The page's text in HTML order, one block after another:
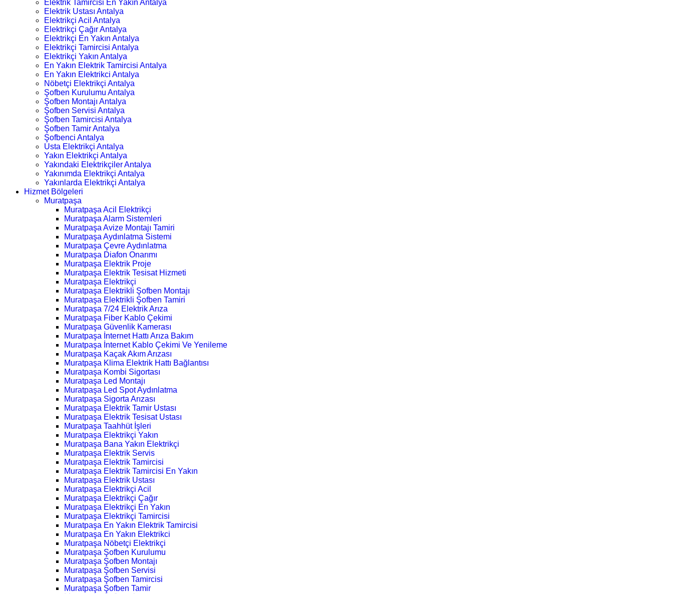
Elektrik Tamircisi En Yakın Antalya
Elektrik Ustası Antalya
Elektrikçi Acil Antalya
Elektrikçi Çağır Antalya
Elektrikçi En Yakın Antalya
Elektrikçi Tamircisi Antalya
Elektrikçi Yakın Antalya
En Yakın Elektrik Tamircisi Antalya
En Yakın Elektrikci Antalya
Nöbetçi Elektrikçi Antalya
Şofben Kurulumu Antalya
Şofben Montajı Antalya
Şofben Servisi Antalya
Şofben Tamircisi Antalya
Şofben Tamir Antalya
Şofbenci Antalya
Usta Elektrikçi Antalya
Yakın Elektrikçi Antalya
Yakındaki Elektrikçiler Antalya
Yakınımda Elektrikçi Antalya
Yakınlarda Elektrikçi Antalya
Hizmet Bölgeleri
Muratpaşa
Muratpaşa Acil Elektrikçi
Muratpaşa Alarm Sistemleri
Muratpaşa Avize Montajı Tamiri
Muratpaşa Aydınlatma Sistemi
Muratpaşa Çevre Aydınlatma
Muratpaşa Diafon Onarımı
Muratpaşa Elektrik Proje
Muratpaşa Elektrik Tesisat Hizmeti
Muratpaşa Elektrikçi
Muratpaşa Elektrikli Şofben Montajı
Muratpaşa Elektrikli Şofben Tamiri
Muratpaşa 7/24 Elektrik Arıza
Muratpaşa Fiber Kablo Çekimi
Muratpaşa Güvenlik Kamerası
Muratpaşa İnternet Hattı Arıza Bakım
Muratpaşa İnternet Kablo Çekimi Ve Yenileme
Muratpaşa Kaçak Akım Arızası
Muratpaşa Klima Elektrik Hattı Bağlantısı
Muratpaşa Kombi Sigortası
Muratpaşa Led Montajı
Muratpaşa Led Spot Aydınlatma
Muratpaşa Sigorta Arızası
Muratpaşa Elektrik Tamir Ustası
Muratpaşa Elektrik Tesisat Ustası
Muratpaşa Taahhüt İşleri
Muratpaşa Elektrikçi Yakın
Muratpaşa Bana Yakın Elektrikçi
Muratpaşa Elektrik Servis
Muratpaşa Elektrik Tamircisi
Muratpaşa Elektrik Tamircisi En Yakın
Muratpaşa Elektrik Ustası
Muratpaşa Elektrikçi Acil
Muratpaşa Elektrikçi Çağır
Muratpaşa Elektrikçi En Yakın
Muratpaşa Elektrikçi Tamircisi
Muratpaşa En Yakın Elektrik Tamircisi
Muratpaşa En Yakın Elektrikci
Muratpaşa Nöbetçi Elektrikçi
Muratpaşa Şofben Kurulumu
Muratpaşa Şofben Montajı
Muratpaşa Şofben Servisi
Muratpaşa Şofben Tamircisi
Muratpaşa Şofben Tamir